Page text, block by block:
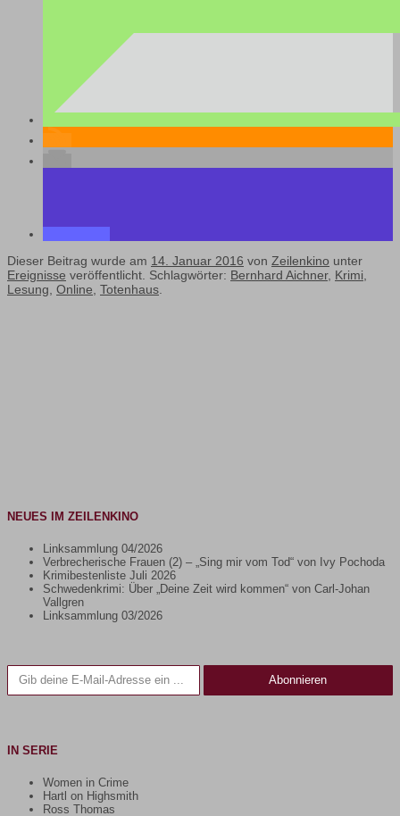
Dieser Beitrag wurde am 14. Januar 2016 von Zeilenkino unter
Ereignisse veröffentlicht. Schlagwörter: Bernhard Aichner, Krimi
Lesung Online Totenhaus
NEUES IM ZEILENKINO
Linksammlung 04/2026
Verbrecherische Frauen (2) – „Sing mir vom Tod“ von Ivy Pochoda
Krimibestenliste Juli 2026
Schwedenkrimi: Über „Deine Zeit wird kommen“ von Carl-Johan
Vallgren
Linksammlung 03/2026
Gib deine E-Mail-Adresse ein ...
Abonnieren
IN SERIE
Women in Crime
Hartl on Highsmith
Ross Thomas